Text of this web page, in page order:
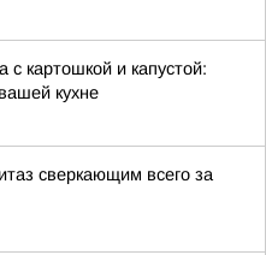
с картошкой и капустой:
кухне
сверкающим всего за